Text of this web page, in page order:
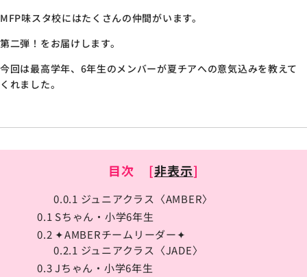
MFP味スタ校にはたくさんの仲間がいます。
第二弾！をお届けします。
今回は最高学年、6年生のメンバーが夏チアへの意気込みを教えて
くれました。
目次 [非表示]
0.0.1 ジュニアクラス〈AMBER〉
0.1 Sちゃん・小学6年生
0.2 ✦AMBERチームリーダー✦
0.2.1 ジュニアクラス〈JADE〉
0.3Jちゃん・小学6年生